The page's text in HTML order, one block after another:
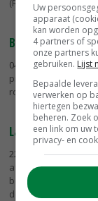
(RUD)...
Boeren willen
04-07-2015- Bij tien
project 'Bewust
rond de stal
Laadpunten
22-04-2015- Project
afgerond. Het
bedrijven en
dezelfde...
Uw
apparaat
kan worden
4 partners of
onze partners
gebruiken. Lijst
Bepaalde
verwerken op
hiertegen
beheren. Zoek
een link om uw
privacy- en